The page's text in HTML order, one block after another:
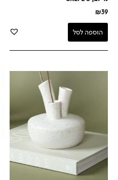
₪39
הוספה לסל